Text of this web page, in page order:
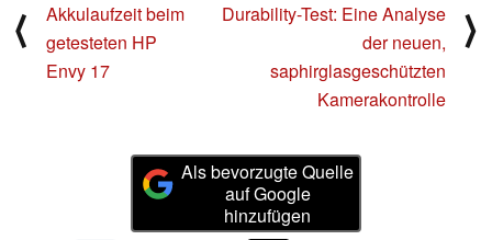
⟨
Akkulaufzeit beim
getesteten HP
Envy 17
Durability-Test: Eine Analyse
der neuen,
saphirglasgeschützten
Kamerakontrolle
⟩
Als bevorzugte Quelle
auf Google
hinzufügen